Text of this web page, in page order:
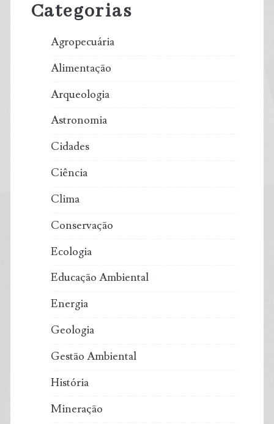
prática
biodiversidade
compromissos
do
Categorias
Agropecuária
Alimentação
Arqueologia
Astronomia
Cidades
Ciência
Clima
Conservação
Ecologia
Educação Ambiental
Energia
Geologia
Gestão Ambiental
História
Mineração